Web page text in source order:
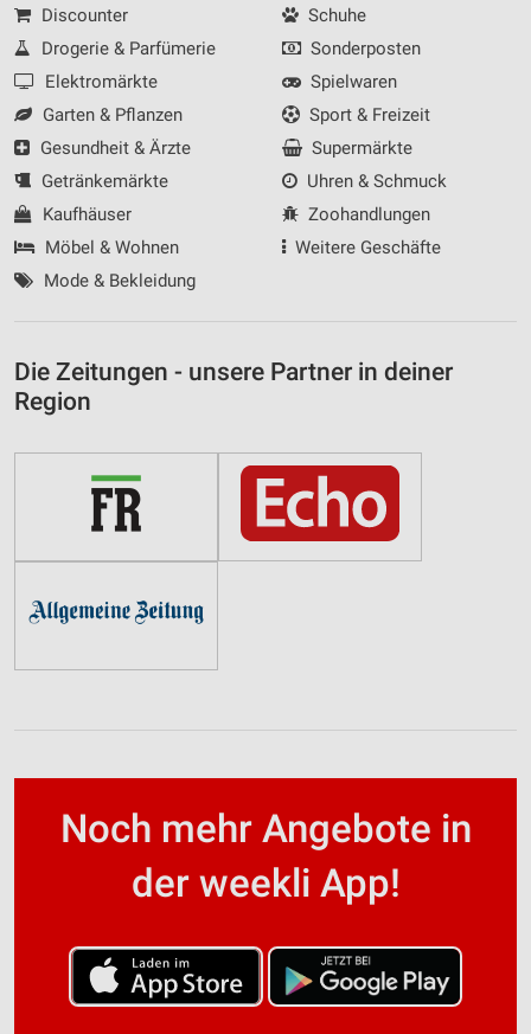
Discounter
Drogerie & Parfümerie
Elektromärkte
Garten & Pflanzen
Gesundheit & Ärzte
Getränkemärkte
Kaufhäuser
Möbel & Wohnen
Mode & Bekleidung
Schuhe
Sonderposten
Spielwaren
Sport & Freizeit
Supermärkte
Uhren & Schmuck
Zoohandlungen
Weitere Geschäfte
Die Zeitungen - unsere Partner in deiner
Region
Noch mehr Angebote in
der weekli App!